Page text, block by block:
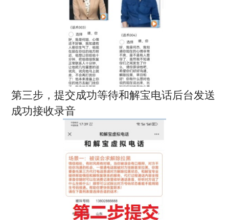
第三步，提交成功等待和解宝电话后台发送
成功接收录音